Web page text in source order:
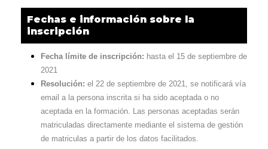
Fechas e información sobre la
inscripción
Fecha límite de inscripción: hasta el 15 de septiembre de
2021
Resolución: el 22 de septiembre de 2021, se notificará vía
email a la persona inscrita si ha sido aceptada o no
aceptada en la formación. Las personas aceptadas serán
matriculadas directamente mediante el sistema de gestión
de matriculas a partir de los datos facilitados.